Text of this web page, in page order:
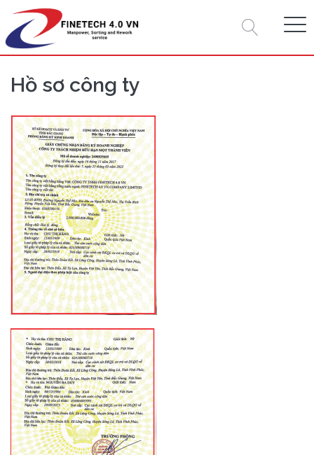
Hồ sơ công ty